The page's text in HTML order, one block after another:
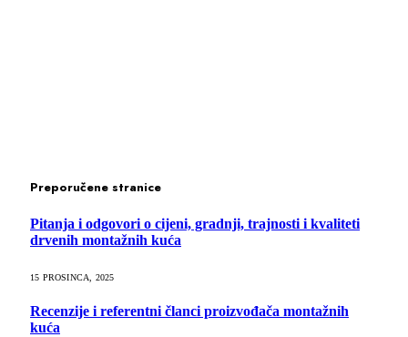
Preporučene stranice
Pitanja i odgovori o cijeni, gradnji, trajnosti i kvaliteti
drvenih montažnih kuća
15 PROSINCA, 2025
Recenzije i referentni članci proizvođača montažnih
kuća